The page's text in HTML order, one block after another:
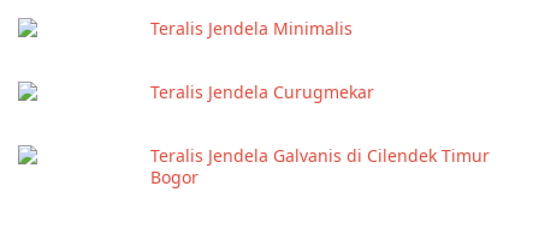
Teralis Jendela Minimalis
Teralis Jendela Curugmekar
Teralis Jendela Galvanis di Cilendek Timur
Bogor